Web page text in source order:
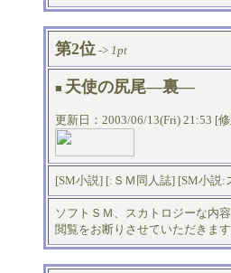
第2位 -> 1pt
■ 天使の尻尾―裏―
更新日：2003/06/13(Fri) 21:53 [
[SM小説] [:ＳＭ同人誌] [SM小説:
ソフトＳＭ、スカトロジーな内
閲覧をお断りさせていただきま